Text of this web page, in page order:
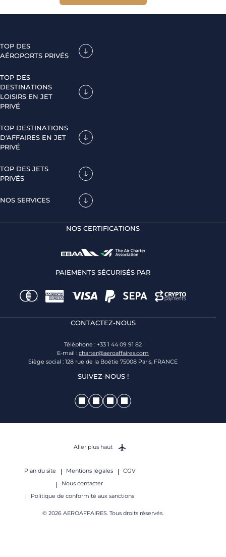
TOP DES
AÉROPORTS PRIVÉS
TOP DES
DESTINATIONS
LOISIRS EN JET
PRIVÉ
TOP DESTINATIONS
D'AFFAIRES EN JET
PRIVÉ
TOP DES JETS
PRIVÉS
NOS SERVICES
NOS CERTIFICATIONS
PAIEMENTS SÉCURISÉS PAR
CONTACTEZ-NOUS
Téléphone : +33 1 44 09 91 82
E-mail : charter@aeroaffaires.com
Siège social : 128 rue de la Boétie 75008 Paris, FRANCE
SUIVEZ-NOUS !
Plan du site Mentions légales
CGV
Nous contacter
Politique de conformité aux sanctions
© 2026 AEROAFFAIRES. Tous droits réservés.
Aller plus haut